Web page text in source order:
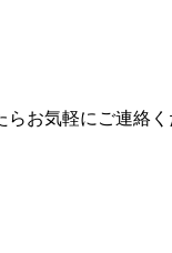
お気軽にご連絡く